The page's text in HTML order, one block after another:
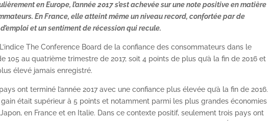
en Europe, l’année 2017 s’est achevée sur une note positive en matière
En France, elle atteint même un niveau record, confortée par de
et un sentiment de récession qui recule.
The Conference Board de la confiance des consommateurs dans le
105 au quatrième trimestre de 2017, soit 4 points de plus qu’à la fin de 2016 et
élevé jamais enregistré.
ont terminé l’année 2017 avec une confiance plus élevée qu’à la fin de 2016.
était supérieur à 5 points et notamment parmi les plus grandes économies
en France et en Italie. Dans ce contexte positif, seulement trois pays ont